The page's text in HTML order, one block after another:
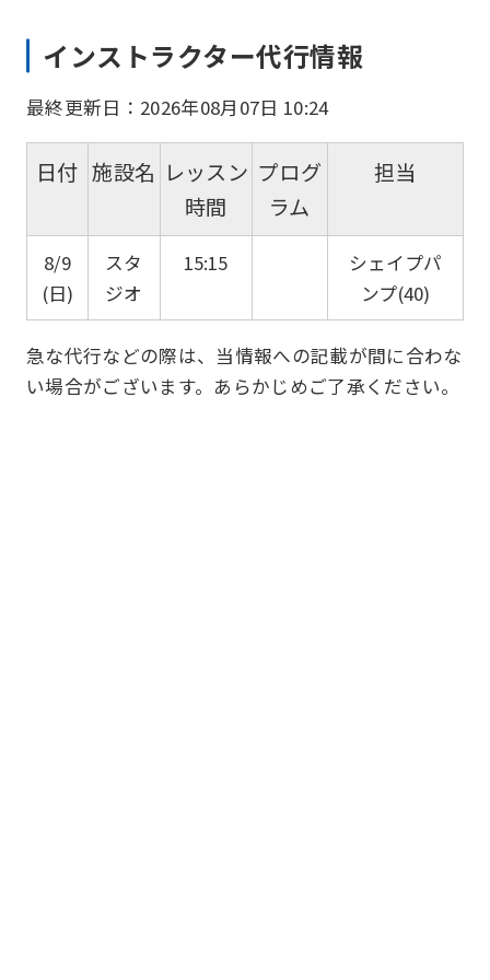
インストラクター代行情報
最終更新日：2026年08月07日 10:24
日付 施設名 レッスン
時間
プログ
ラム
担当
8/9
(日)
スタ
ジオ
15:15
シェイプパ
ンプ(40)
急な代行などの際は、当情報への記載が間に合わな
い場合がございます。あらかじめご了承ください。